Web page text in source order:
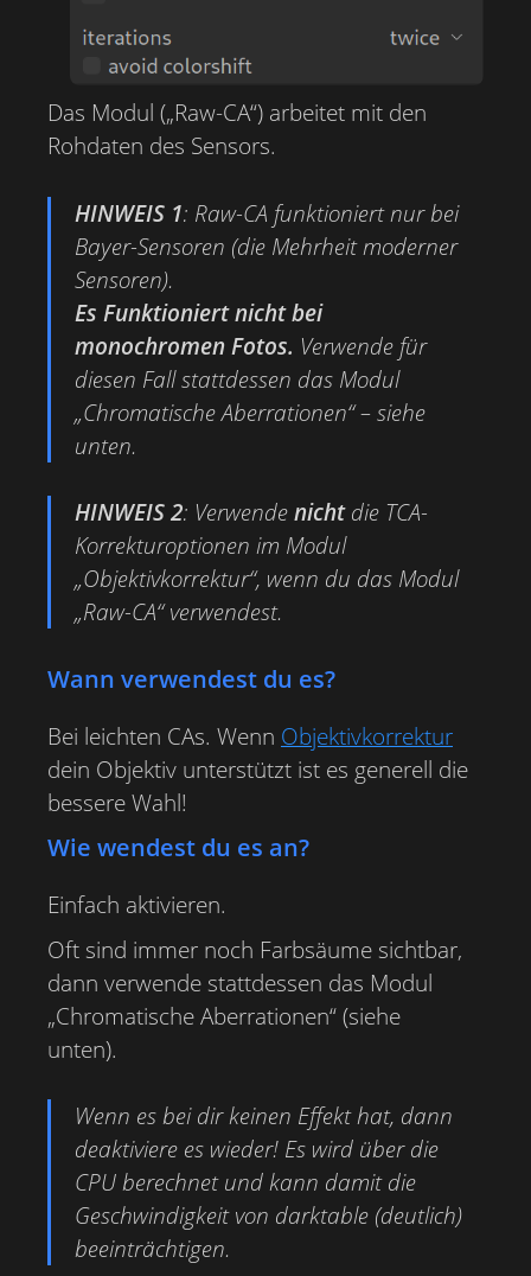
Das Modul („Raw-CA“) arbeitet mit den
Rohdaten des Sensors.
HINWEIS 1: Raw-CA funktioniert nur bei
Bayer-Sensoren (die Mehrheit moderner
Sensoren).
Es Funktioniert nicht bei
monochromen Fotos. Verwende für
diesen Fall stattdessen das Modul
„Chromatische Aberrationen“ – siehe
unten.
HINWEIS 2: Verwendenichtdie TCA-
Korrekturoptionen im Modul
„Objektivkorrektur“, wenn du das Modul
„Raw-CA“ verwendest.
Wann verwendest du es?
Bei leichten CAs. Wenn Objektivkorrektur
dein Objektiv unterstützt ist es generell die
bessere Wahl!
Wie wendest du es an?
Einfach aktivieren.
Oft sind immer noch Farbsäume sichtbar,
dann verwende stattdessen das Modul
„Chromatische Aberrationen“ (siehe
unten).
Wenn es bei dir keinen Effekt hat, dann
deaktiviere es wieder! Es wird über die
CPU berechnet und kann damit die
Geschwindigkeit von darktable (deutlich)
beeinträchtigen.